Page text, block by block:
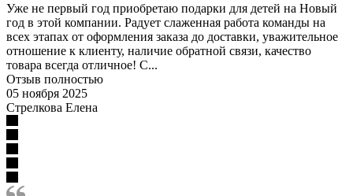
Уже не первый год приобретаю подарки для детей на Новый
год в этой компании. Радует слаженная работа команды на
всех этапах от оформления заказа до доставки, уважительное
отношение к клиенту, наличие обратной связи, качество
товара всегда отличное! С...
Отзыв полностью
05 ноября 2025
Стрелкова Елена